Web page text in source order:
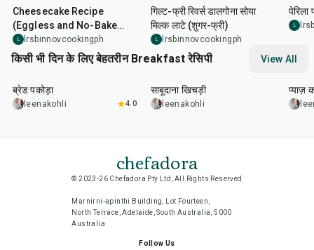
Cheesecake Recipe
(Eggless and No-Bake
Barley Biscoff
Cheesecake)
L lrsbinnovcookingph
गिल्ट-फ्री रिवर्स डालगोना सोया
मिल्क लाटे (शुगर-फ्री)
L lrsbinnovcookingph
पेरिला
L
किसी भी दिन के लिए बेहतरीन Breakfast रेसिपी View All
15
ब्रेड पकोड़ा
leenakohli 4.0
min
साबूदाना खिचड़ी
leenakohli
प्याज़
chefadora
© 2023-26 Chefadora Pty Ltd, All Rights Reserved
Marnirni-apinthi Building, Lot Fourteen,
North Terrace, Adelaide, South Australia, 5000
Australia
Follow Us